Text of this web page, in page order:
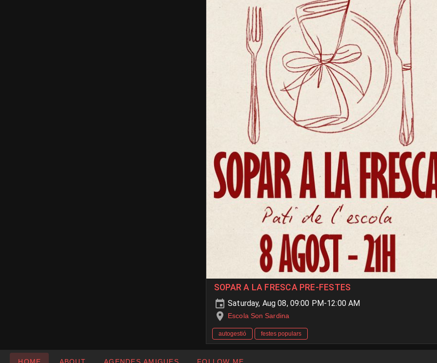
SOPAR A LA FRESCA PRE-FESTES
Saturday, Aug 08, 09:00 PM-12:00 AM
Escola Son Sardina
autogestió festes populars